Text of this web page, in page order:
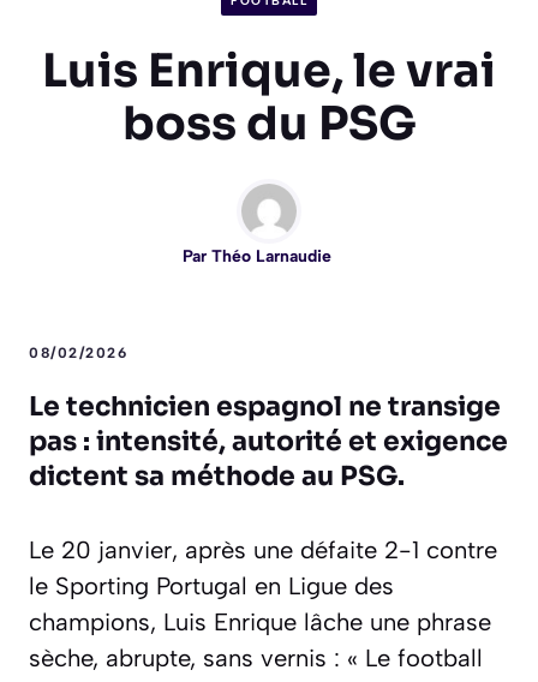
Luis Enrique, le vrai
boss du PSG
Par Théo Larnaudie
08/02/2026
Le technicien espagnol ne transige
pas : intensité, autorité et exigence
dictent sa méthode au PSG.
Le 20 janvier, après une défaite 2-1 contre
le Sporting Portugal en Ligue des
champions, Luis Enrique lâche une phrase
sèche, abrupte, sans vernis : « Le football